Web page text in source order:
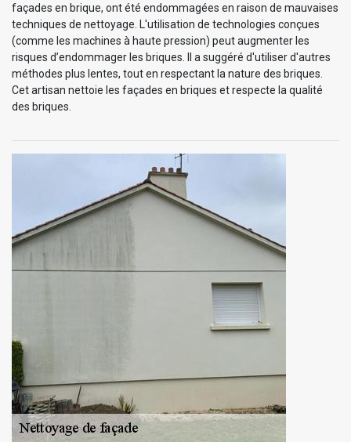
façades en brique, ont été endommagées en raison de mauvaises
techniques de nettoyage. L'utilisation de technologies conçues
(comme les machines à haute pression) peut augmenter les
risques d’endommager les briques. Il a suggéré d'utiliser d'autres
méthodes plus lentes, tout en respectant la nature des briques.
Cet artisan nettoie les façades en briques et respecte la qualité
des briques.